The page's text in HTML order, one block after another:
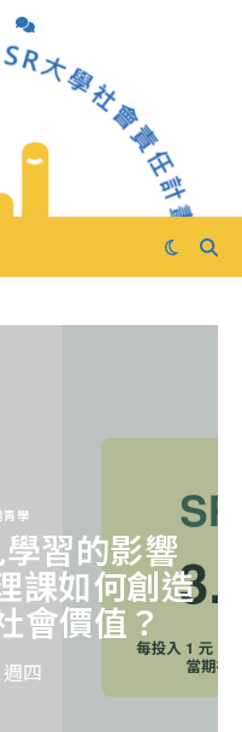
青學
習的影響
課如何創造
會價值？
四